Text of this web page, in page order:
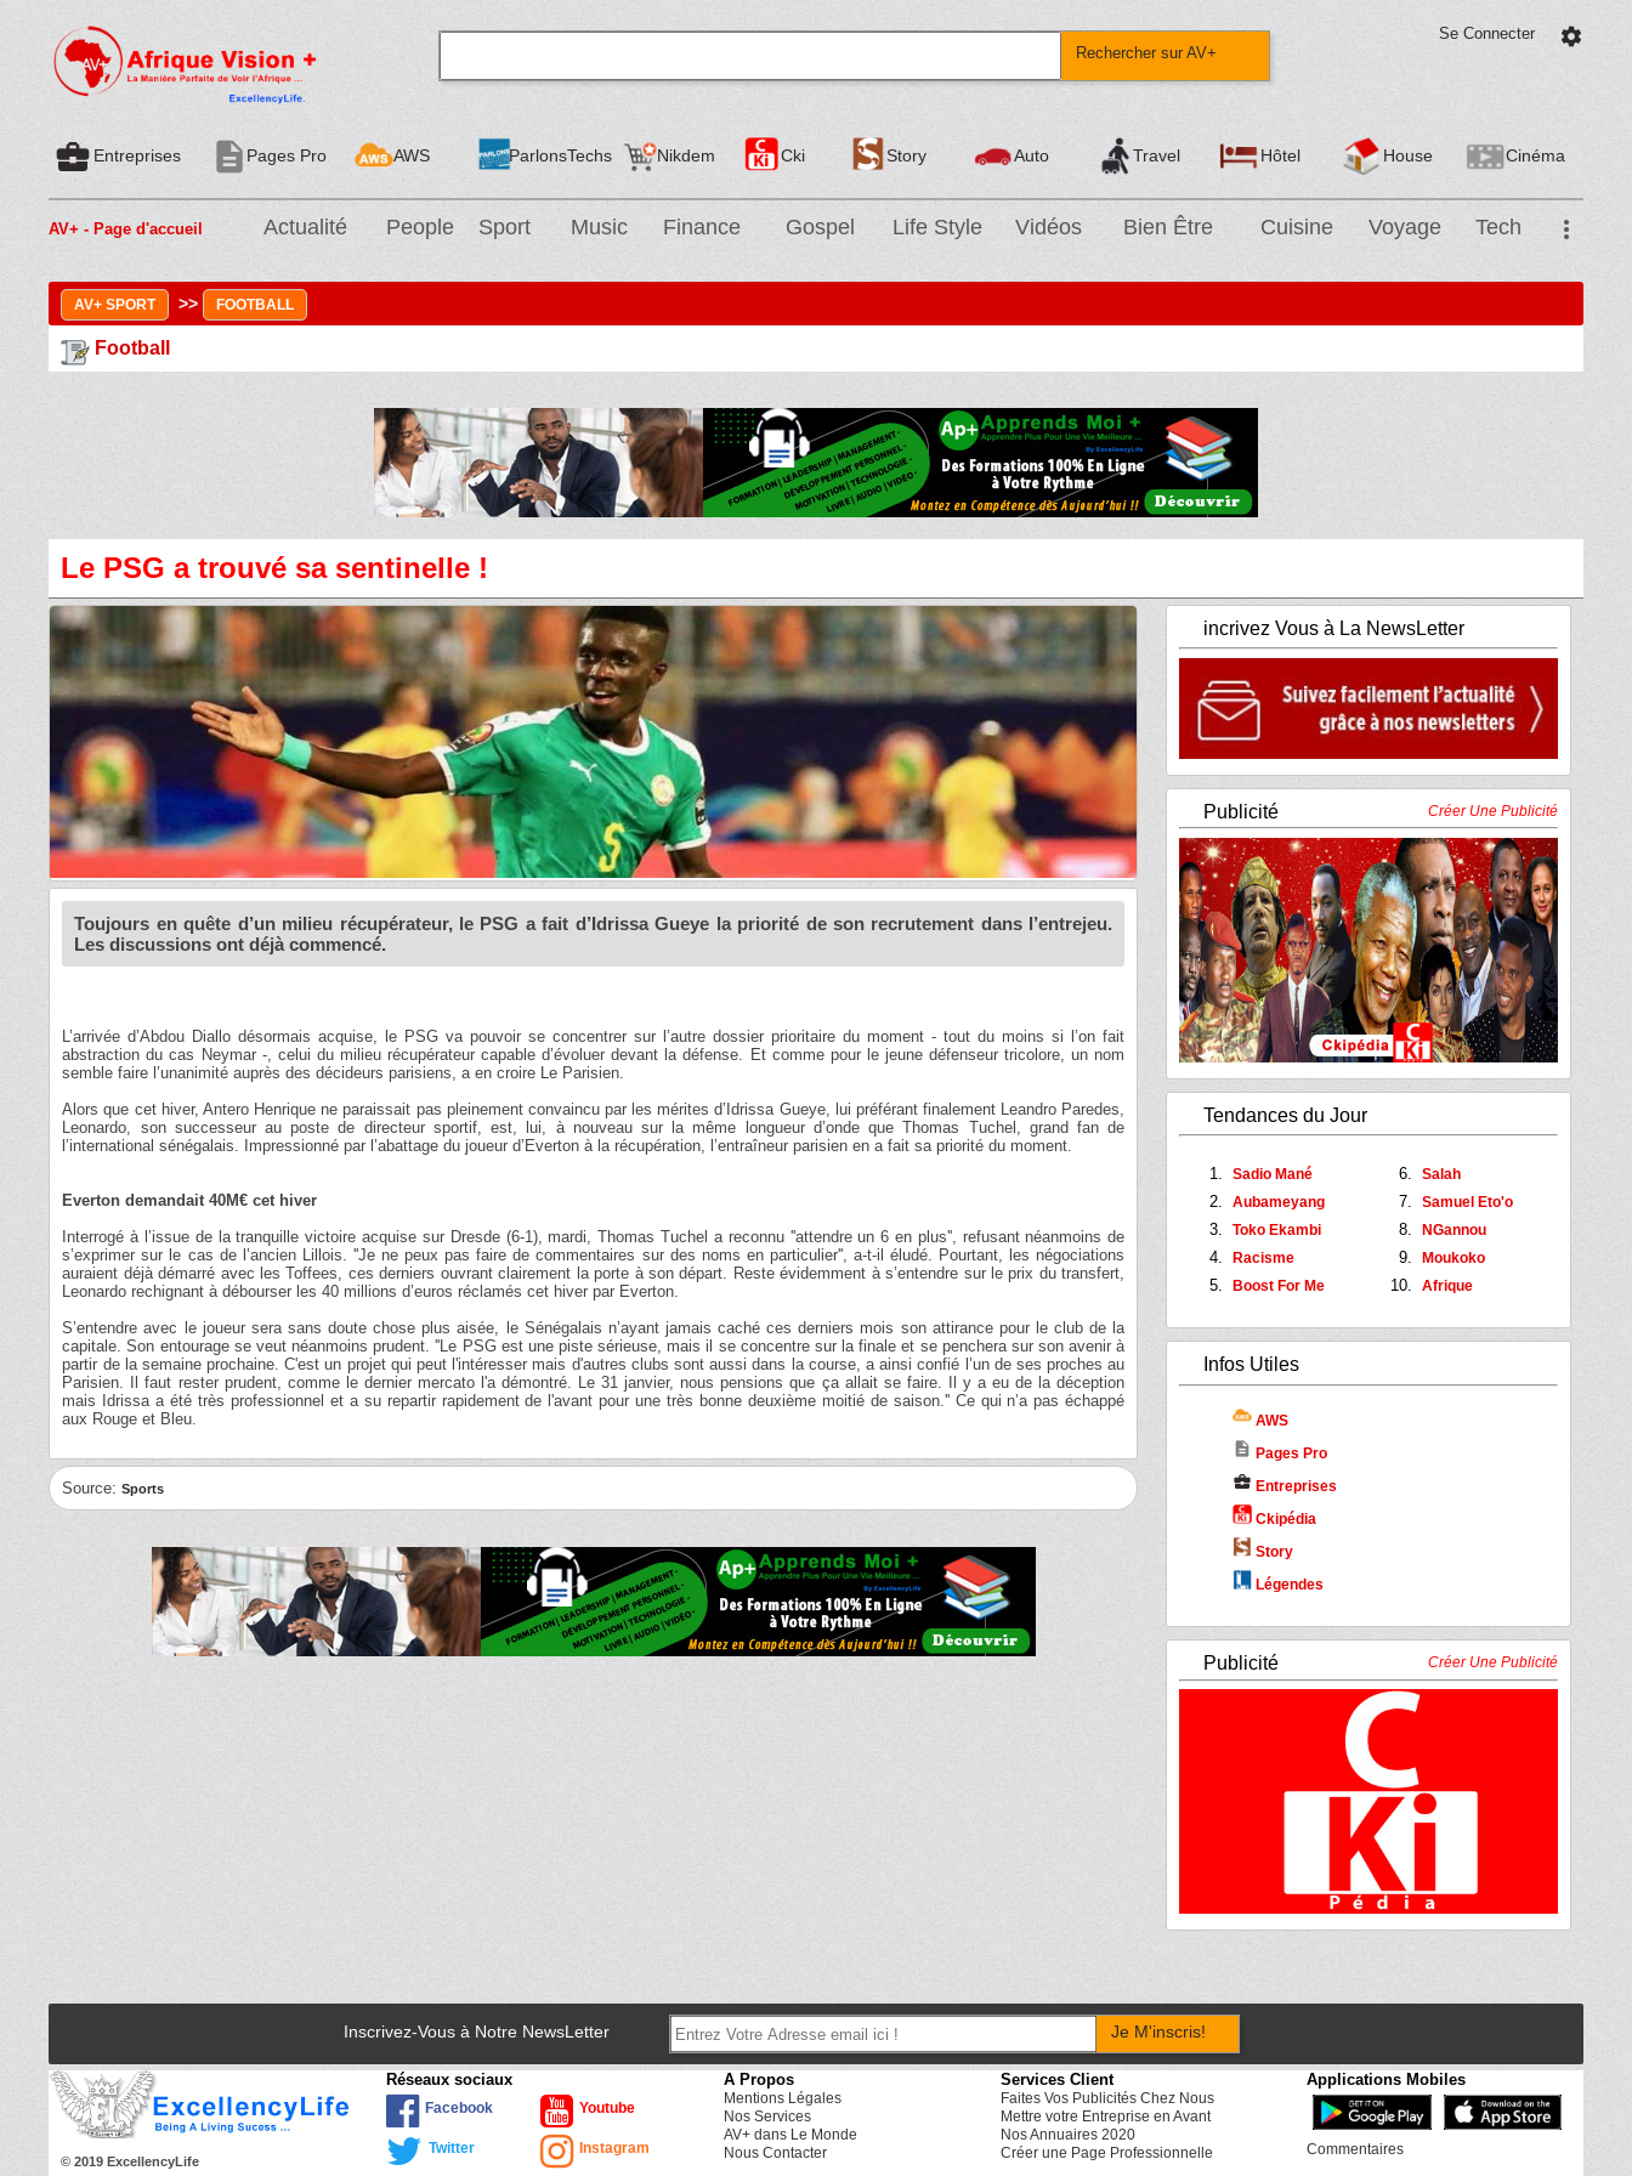
Rechercher sur AV+
settings
Se Connecter
business_centerEntreprises descriptionPages Pro AWS ParlonsTechs Nikdem Cki Story Auto Travel Hôtel House Cinéma
AV+ - Page d'accueil Actualité People Sport Music Finance Gospel Life Style Vidéos Bien Être Cuisine Voyage Tech more_vert
AV+ SPORT >> FOOTBALL
Football
Le PSG a trouvé sa sentinelle !
Toujours en quête d’un milieu récupérateur, le PSG a fait d’Idrissa Gueye la priorité de son recrutement dans l’entrejeu.
Les discussions ont déjà commencé.
L’arrivée d’Abdou Diallo désormais acquise, le PSG va pouvoir se concentrer sur l’autre dossier prioritaire du moment - tout du moins si l’on fait
abstraction du cas Neymar -, celui du milieu récupérateur capable d’évoluer devant la défense. Et comme pour le jeune défenseur tricolore, un nom
semble faire l’unanimité auprès des décideurs parisiens, a en croire Le Parisien.
Alors que cet hiver, Antero Henrique ne paraissait pas pleinement convaincu par les mérites d’Idrissa Gueye, lui préférant finalement Leandro Paredes,
Leonardo, son successeur au poste de directeur sportif, est, lui, à nouveau sur la même longueur d’onde que Thomas Tuchel, grand fan de
l’international sénégalais. Impressionné par l’abattage du joueur d’Everton à la récupération, l’entraîneur parisien en a fait sa priorité du moment.
Everton demandait 40M€ cet hiver
Interrogé à l’issue de la tranquille victoire acquise sur Dresde (6-1), mardi, Thomas Tuchel a reconnu ''attendre un 6 en plus'', refusant néanmoins de
s’exprimer sur le cas de l’ancien Lillois. ''Je ne peux pas faire de commentaires sur des noms en particulier'', a-t-il éludé. Pourtant, les négociations
auraient déjà démarré avec les Toffees, ces derniers ouvrant clairement la porte à son départ. Reste évidemment à s’entendre sur le prix du transfert,
Leonardo rechignant à débourser les 40 millions d’euros réclamés cet hiver par Everton.
S’entendre avec le joueur sera sans doute chose plus aisée, le Sénégalais n’ayant jamais caché ces derniers mois son attirance pour le club de la
capitale. Son entourage se veut néanmoins prudent. ''Le PSG est une piste sérieuse, mais il se concentre sur la finale et se penchera sur son avenir à
partir de la semaine prochaine. C'est un projet qui peut l'intéresser mais d'autres clubs sont aussi dans la course, a ainsi confié l’un de ses proches au
Parisien. Il faut rester prudent, comme le dernier mercato l'a démontré. Le 31 janvier, nous pensions que ça allait se faire. Il y a eu de la déception
mais Idrissa a été très professionnel et a su repartir rapidement de l'avant pour une très bonne deuxième moitié de saison.'' Ce qui n’a pas échappé
aux Rouge et Bleu.
Source:Sports
incrivez Vous à La NewsLetter
Publicité Créer Une Publicité
Tendances du Jour
Sadio Mané
Aubameyang
Toko Ekambi
Racisme
Boost For Me
Salah
Samuel Eto'o
NGannou
Moukoko
Afrique
Infos Utiles
AWS
description Pages Pro
business_center Entreprises
Ckipédia
Story
Légendes
Publicité Créer Une Publicité
Inscrivez-Vous à Notre NewsLetter Je M'inscris!
© 2019 ExcellencyLife
Réseaux sociaux
Facebook Youtube
Twitter Instagram
A Propos
Mentions Légales
Nos Services
AV+ dans Le Monde
Nous Contacter
Services Client
Faites Vos Publicités Chez Nous
Mettre votre Entreprise en Avant
Nos Annuaires 2020
Créer une Page Professionnelle
Applications Mobiles
Commentaires